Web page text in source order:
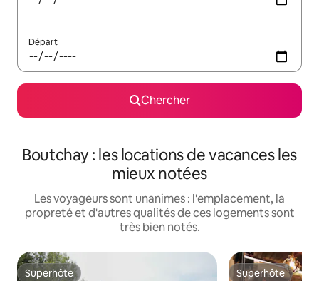
Départ
Chercher
Boutchay : les locations de vacances les
mieux notées
Les voyageurs sont unanimes : l'emplacement, la
propreté et d'autres qualités de ces logements sont
très bien notés.
Superhôte Superhôte